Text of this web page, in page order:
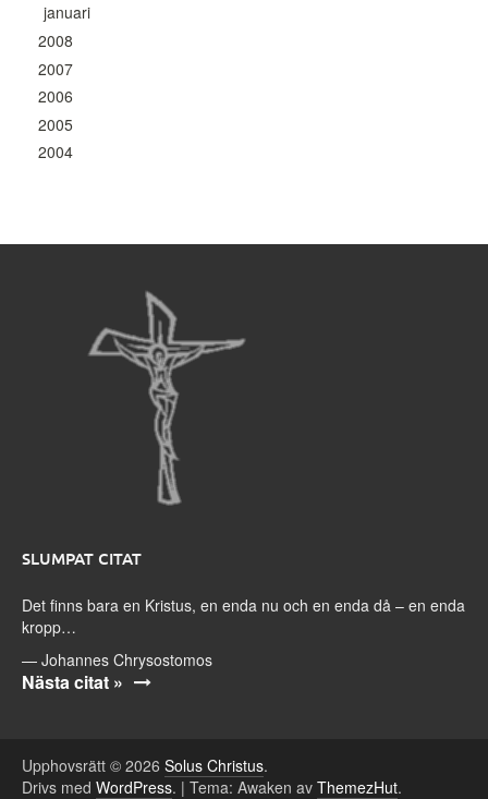
januari
2008
2007
2006
2005
2004
SLUMPAT CITAT
Det finns bara en Kristus, en enda nu och en enda då – en enda
kropp…
— Johannes Chrysostomos
Nästa citat »
Upphovsrätt © 2026 Solus Christus.
Drivs med WordPress. | Tema: Awaken av ThemezHut.